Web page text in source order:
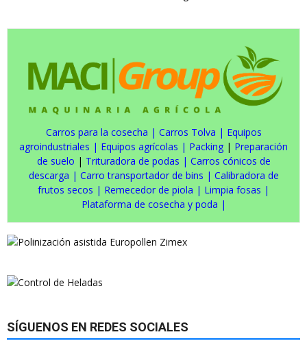
Carros para la cosecha | Carros Tolva | Equipos
agroindustriales | Equipos agrícolas | Packing | Preparación
de suelo | Trituradora de podas | Carros cónicos de
descarga | Carro transportador de bins | Calibradora de
frutos secos | Remecedor de piola | Limpia fosas |
Plataforma de cosecha y poda |
SÍGUENOS EN REDES SOCIALES